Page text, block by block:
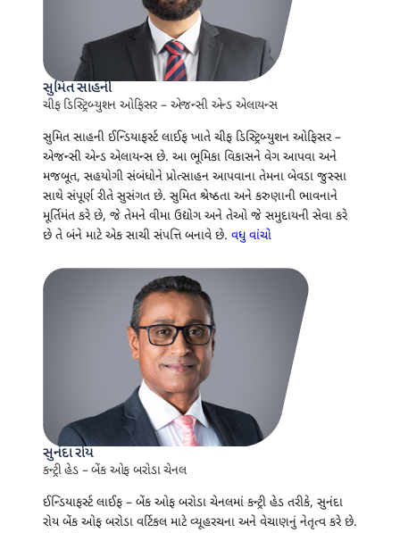
સુમિત સાહની
ચીફ ડિસ્ટ્રિબ્યુશન ઓફિસર – એજન્સી એન્ડ એલાયન્સ
સુમિત સાહની ઈન્ડિયાફર્સ્ટ લાઈફ ખાતે ચીફ ડિસ્ટ્રિબ્યુશન ઓફિસર –
એજન્સી એન્ડ એલાયન્સ છે. આ ભૂમિકા વિકાસને વેગ આપવા અને
મજબૂત, સહયોગી સંબંધોને પ્રોત્સાહન આપવાના તેમના બેવડા જુસ્સા
સાથે સંપૂર્ણ રીતે સુસંગત છે. સુમિત શ્રેષ્ઠતા અને કરુણાની ભાવનાને
મૂર્તિમંત કરે છે, જે તેમને વીમા ઉદ્યોગ અને તેઓ જે સમુદાયની સેવા કરે
છે તે બંને માટે એક સાચી સંપત્તિ બનાવે છે. વધુ વાંચો
સુનંદા રોય
કન્ટ્રી હેડ – બેંક ઓફ બરોડા ચેનલ
ઈન્ડિયાફર્સ્ટ લાઈફ – બેંક ઓફ બરોડા ચેનલમાં કન્ટ્રી હેડ તરીકે, સુનંદા
રોય બેંક ઓફ બરોડા વર્ટિકલ માટે વ્યૂહરચના અને વેચાણનું નેતૃત્વ કરે છે.